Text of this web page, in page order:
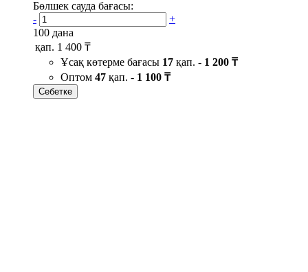
Бөлшек сауда бағасы:
-
+
100 дана
қап. 1 400 ₸
Ұсақ көтерме бағасы 17 қап. - 1 200 ₸
Оптом 47 қап. - 1 100 ₸
Себетке